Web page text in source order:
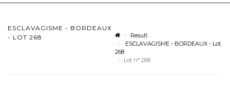
ESCLAVAGISME - BORDEAUX
- LOT 268
Result
ESCLAVAGISME - BORDEAUX - Lot
268
Lot n° 268